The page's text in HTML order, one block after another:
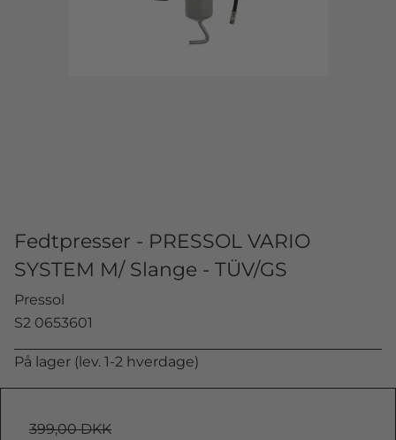
Fedtpresser - PRESSOL VARIO
SYSTEM M/ Slange - TÜV/GS
Pressol
S2 0653601
På lager (lev. 1-2 hverdage)
399,00 DKK